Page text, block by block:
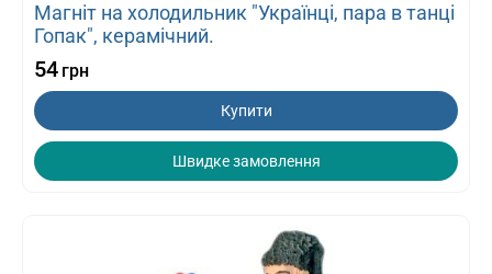
Магніт на холодильник "Українці, пара в танці
Гопак", керамічний.
54 грн
Купити
Швидке замовлення